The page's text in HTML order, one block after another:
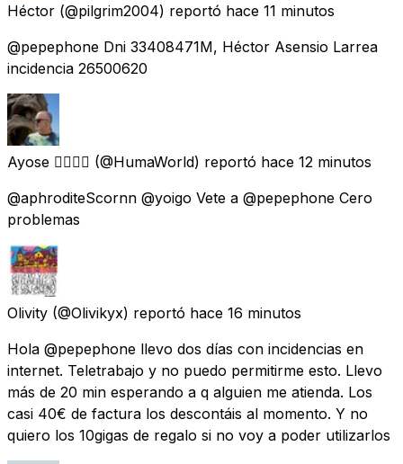
Héctor (@pilgrim2004) reportó hace 11 minutos
@pepephone Dni 33408471M, Héctor Asensio Larrea
incidencia 26500620
Ayose 🏳️‍🌈🇮🇨 (@HumaWorld) reportó hace 12 minutos
@aphroditeScornn @yoigo Vete a @pepephone Cero
problemas
Olivity (@Olivikyx) reportó hace 16 minutos
Hola @pepephone llevo dos días con incidencias en
internet. Teletrabajo y no puedo permitirme esto. Llevo
más de 20 min esperando a q alguien me atienda. Los
casi 40€ de factura los descontáis al momento. Y no
quiero los 10gigas de regalo si no voy a poder utilizarlos